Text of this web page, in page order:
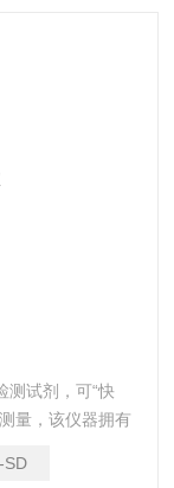
测试剂，可“快
量，该仪器拥有
体状况，提前预
SD